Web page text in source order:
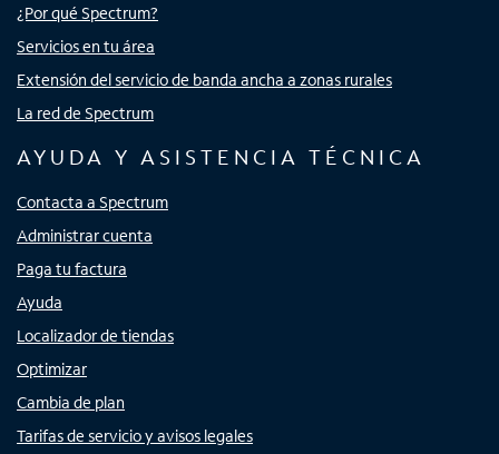
¿Por qué Spectrum?
Servicios en tu área
Extensión del servicio de banda ancha a zonas rurales
La red de Spectrum
AYUDA Y ASISTENCIA TÉCNICA
Contacta a Spectrum
Administrar cuenta
Paga tu factura
Ayuda
Localizador de tiendas
Optimizar
Cambia de plan
Tarifas de servicio y avisos legales